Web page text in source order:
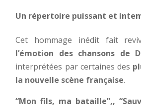
Un répertoire puissant et
Cet hommage inédit fait
l’émotion des chansons de
interprétées par certaines des
la nouvelle scène française.
“Mon fils, ma bataille”,,